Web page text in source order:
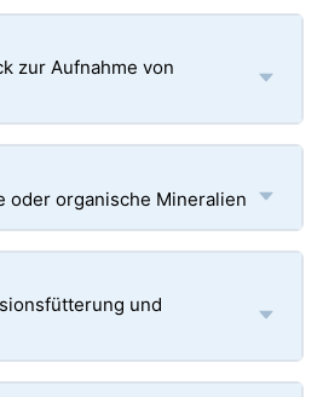
zur Aufnahme von
oder organische Mineralien
und